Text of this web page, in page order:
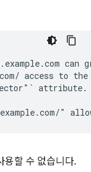
can
access to
attribute.
할 수 없습니다.